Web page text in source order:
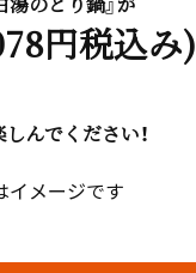
円税込み)
んでください！
メージです